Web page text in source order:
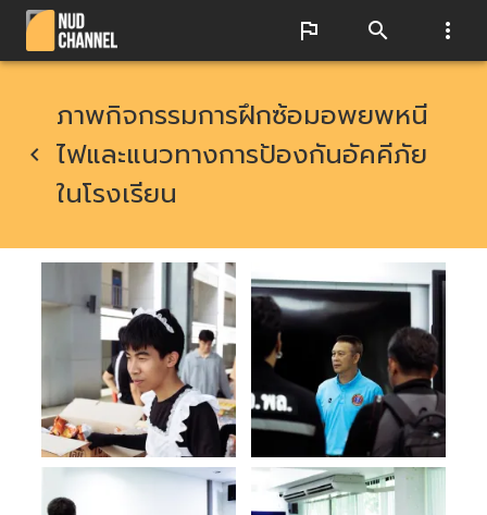
ภาพกิจกรรมการฝึกซ้อมอพยพหนี
ไฟและแนวทางการป้องกันอัคคีภัย
ในโรงเรียน